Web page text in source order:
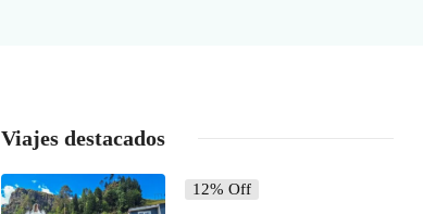
Viajes destacados
12% Off